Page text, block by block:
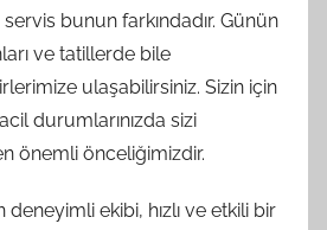
bunun farkındadır. Günün
ve tatillerde bile
ulaşabilirsiniz. Sizin için
durumlarınızda sizi
önemli önceliğimizdir.
ekibi, hızlı ve etkili bir